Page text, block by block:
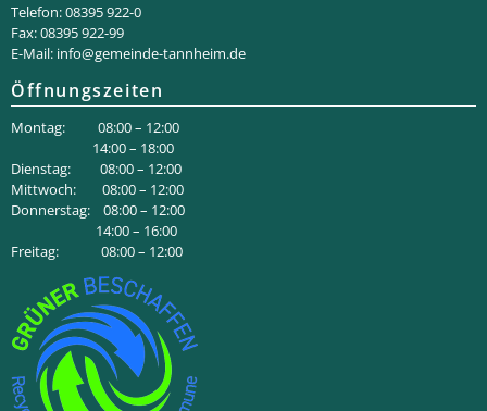
Telefon: 08395 922-0
Fax: 08395 922-99
E-Mail: info@gemeinde-tannheim.de
Öffnungszeiten
Montag: 08:00 – 12:00
14:00 – 18:00
Dienstag: 08:00 – 12:00
Mittwoch: 08:00 – 12:00
Donnerstag: 08:00 – 12:00
14:00 – 16:00
Freitag: 08:00 – 12:00